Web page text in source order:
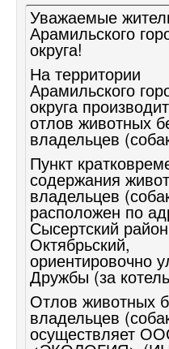
Уважаемые
Арамильского
округа!
На территории
Арамильского
округа
отлов животных
владельцев
Пункт
содержания
владельцев
расположен по
Сысертский
Октябрьский,
ориентировочно
Дружбы (за
Отлов животных
владельцев
осуществляет